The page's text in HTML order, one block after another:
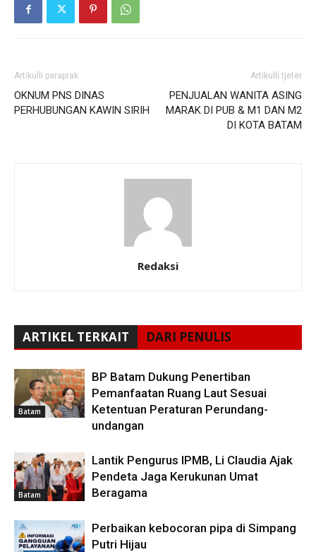
Artikulli paraprak
OKNUM PNS DINAS
PERHUBUNGAN KAWIN SIRIH
Artikulli tjetër
PENJUALAN WANITA ASING
MARAK DI PUB & M1 DAN M2
DI KOTA BATAM
Redaksi
ARTIKEL TERKAIT DARI PENULIS
Batam
BP Batam Dukung Penertiban
Pemanfaatan Ruang Laut Sesuai
Ketentuan Peraturan Perundang-
undangan
Batam
Lantik Pengurus IPMB, Li Claudia Ajak
Pendeta Jaga Kerukunan Umat
Beragama
Perbaikan kebocoran pipa di Simpang
Putri Hijau